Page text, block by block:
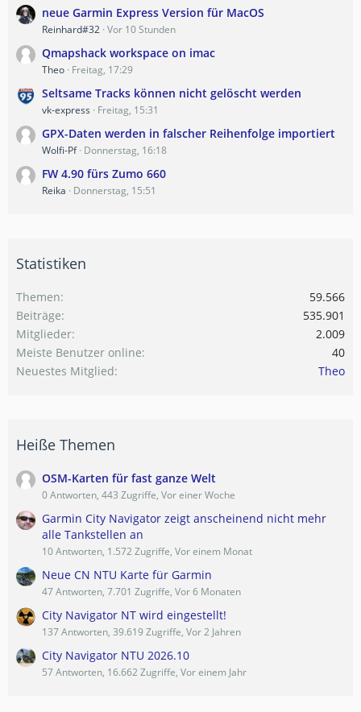
neue Garmin Express Version für MacOS
Reinhard#32 Vor 10 Stunden
Qmapshack workspace on imac
Theo Freitag, 17:29
Seltsame Tracks können nicht gelöscht werden
vk-express Freitag, 15:31
GPX-Daten werden in falscher Reihenfolge importiert
Wolfi-Pf Donnerstag, 16:18
FW 4.90 fürs Zumo 660
Reika Donnerstag, 15:51
Statistiken
Themen
59.566
Beiträge
535.901
Mitglieder
2.009
Meiste Benutzer online
40
Neuestes Mitglied
Theo
Heiße Themen
OSM-Karten für fast ganze Welt
0 Antworten, 443 Zugriffe, Vor einer Woche
Garmin City Navigator zeigt anscheinend nicht mehr
alle Tankstellen an
10 Antworten, 1.572 Zugriffe, Vor einem Monat
Neue CN NTU Karte für Garmin
47 Antworten, 7.701 Zugriffe, Vor 6 Monaten
City Navigator NT wird eingestellt!
137 Antworten, 39.619 Zugriffe, Vor 2 Jahren
City Navigator NTU 2026.10
57 Antworten, 16.662 Zugriffe, Vor einem Jahr